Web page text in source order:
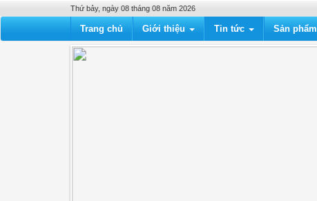
Thứ bảy, ngày 08 tháng 08 năm 2026
Trang chủ Giới thiệu Tin tức Sản phẩm